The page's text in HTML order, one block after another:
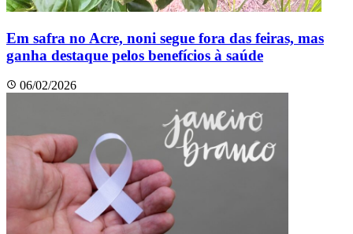
Em safra no Acre, noni segue fora das feiras, mas
ganha destaque pelos benefícios à saúde
06/02/2026